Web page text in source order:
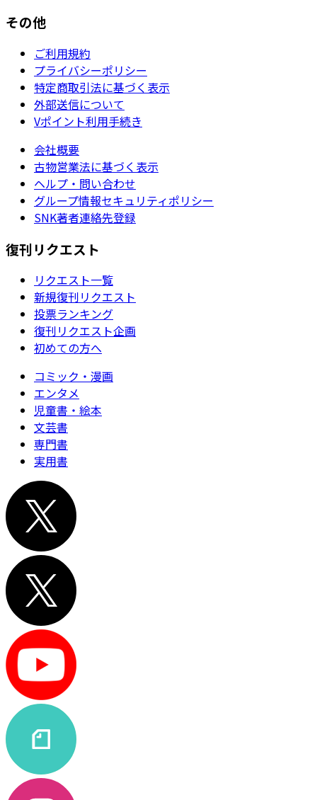
その他
ご利用規約
プライバシーポリシー
特定商取引法に基づく表示
外部送信について
Vポイント利用手続き
会社概要
古物営業法に基づく表示
ヘルプ・問い合わせ
グループ情報セキュリティポリシー
SNK著者連絡先登録
復刊リクエスト
リクエスト一覧
新規復刊リクエスト
投票ランキング
復刊リクエスト企画
初めての方へ
コミック・漫画
エンタメ
児童書・絵本
文芸書
専門書
実用書